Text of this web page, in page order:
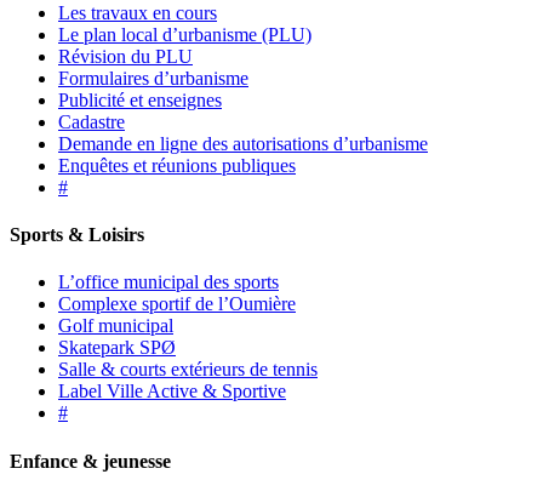
Les travaux en cours
Le plan local d’urbanisme (PLU)
Révision du PLU
Formulaires d’urbanisme
Publicité et enseignes
Cadastre
Demande en ligne des autorisations d’urbanisme
Enquêtes et réunions publiques
#
Sports & Loisirs
L’office municipal des sports
Complexe sportif de l’Oumière
Golf municipal
Skatepark SPØ
Salle & courts extérieurs de tennis
Label Ville Active & Sportive
#
Enfance & jeunesse